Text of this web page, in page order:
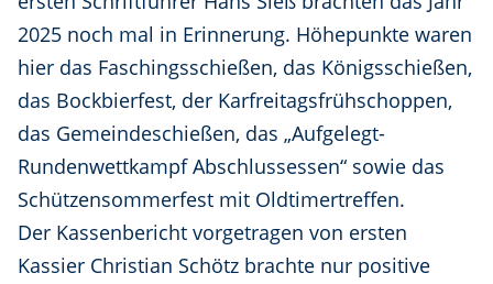
2025 noch mal in Erinnerung. Höhepunkte waren
hier das Faschingsschießen, das Königsschießen,
das Bockbierfest, der Karfreitagsfrühschoppen,
das Gemeindeschießen, das „Aufgelegt-
Rundenwettkampf Abschlussessen“ sowie das
Schützensommerfest mit Oldtimertreffen.
Der Kassenbericht vorgetragen von ersten
Kassier Christian Schötz brachte nur positive